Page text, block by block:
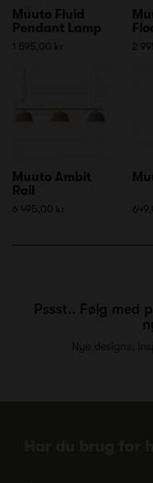
Muuto Fluid
Pendant Lamp
1 595,00 kr 2
Muuto Ambit
Rail
6 495,00 kr
Pssst.. Følg med
Nye designs,